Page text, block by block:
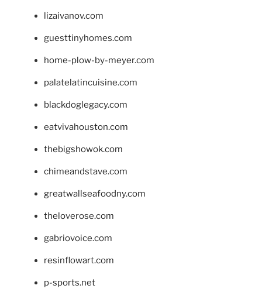
lizaivanov.com
guesttinyhomes.com
home-plow-by-meyer.com
palatelatincuisine.com
blackdoglegacy.com
eatvivahouston.com
thebigshowok.com
chimeandstave.com
greatwallseafoodny.com
theloverose.com
gabriovoice.com
resinflowart.com
p-sports.net